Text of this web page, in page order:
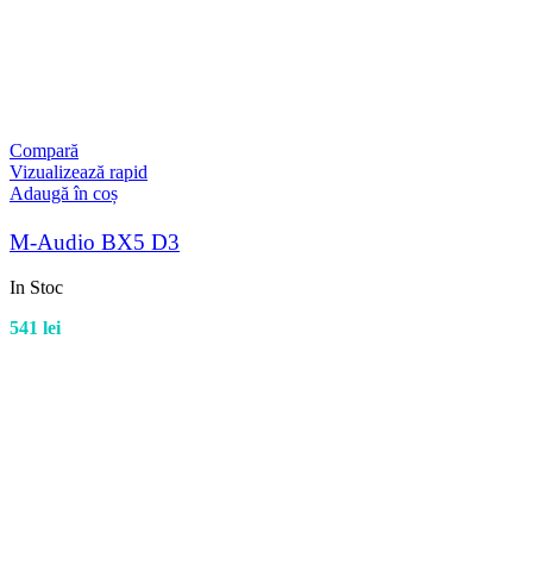
Compară
Vizualizează rapid
Adaugă în coș
M-Audio BX5 D3
In Stoc
541 lei